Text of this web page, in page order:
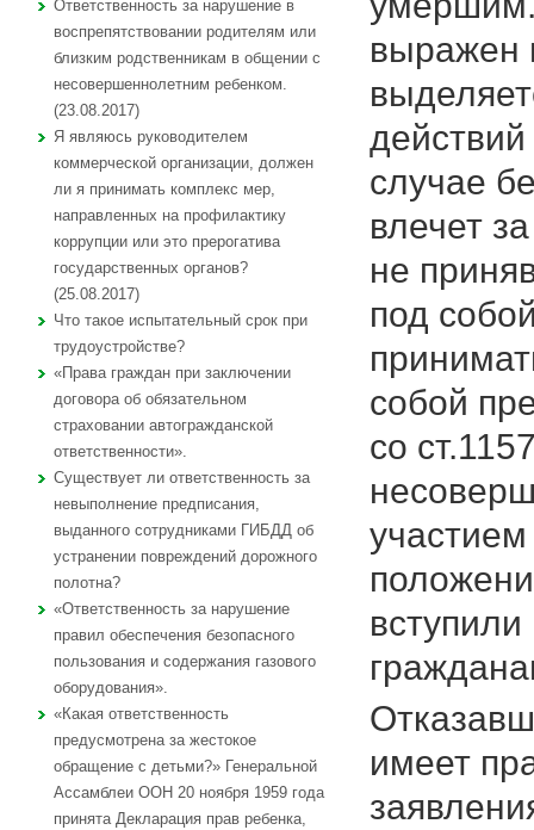
Ответственность за нарушение в
воспрепятствовании родителям или
близким родственникам в общении с
несовершеннолетним ребенком.
(23.08.2017)
Я являюсь руководителем
коммерческой организации, должен
ли я принимать комплекс мер,
направленных на профилактику
коррупции или это прерогатива
государственных органов?
(25.08.2017)
Что такое испытательный срок при
трудоустройстве?
«Права граждан при заключении
договора об обязательном
страховании автогражданской
ответственности».
Существует ли ответственность за
невыполнение предписания,
выданного сотрудниками ГИБДД об
устранении повреждений дорожного
полотна?
«Ответственность за нарушение
правил обеспечения безопасного
пользования и содержания газового
оборудования».
«Какая ответственность
предусмотрена за жестокое
обращение с детьми?» Генеральной
Ассамблеи ООН 20 ноября 1959 года
принята Декларация прав ребенка,
выражен
случае
влечет
не
под
собой
со
имеет